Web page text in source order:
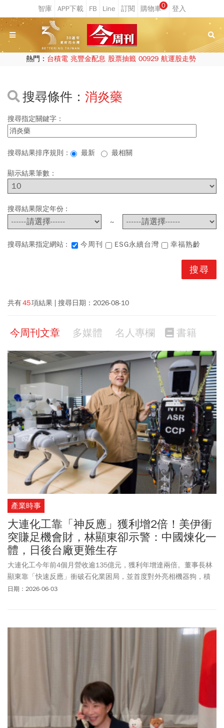
0
熱門： 台積電 兆豐金配息 股票抽籤 00929 航運股走勢
搜尋條件： 消炎藥
搜尋指定關鍵字：
搜尋結果排序規則： 最新 最相關
顯示結果筆數：
搜尋結果限定年份 :
~
搜尋結果指定網站 : 今周刊 ESG永續台灣 幸福熟齡
共有45項結果 搜尋日期： 2026-08-10
今周刊文章 多媒體 名人專欄 書籍
產業時事
大連化工靠「神反應」獲利增2倍！美伊衝
突賺足機會財，林顯東卻示警：中國煉化一
體，日後台廠更難生存
大連化工今年前4個月營收逾135億元，獲利年增達兩倍。董事長林
顯東靠「快速反應」衝破石化業困局，並首度對外亮相機器狗，積
極向AI靠攏。
日期：2026-06-03